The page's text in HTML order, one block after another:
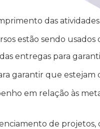
das
estão sendo
entregas para
garantir que
em relação às
de projetos,